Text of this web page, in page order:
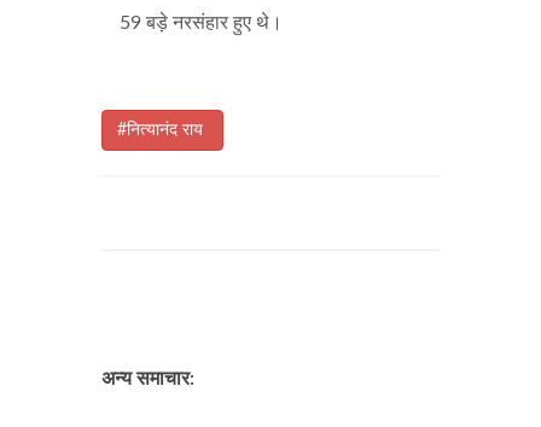
59 बड़े नरसंहार हुए थे।
#नित्यानंद राय
अन्य समाचार: